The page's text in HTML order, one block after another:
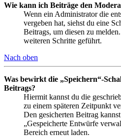
Wie kann ich Beiträge den
Wenn ein Administrator die
vergeben hat, siehst du eine
Beitrags, um diesen zu
weiteren Schritte geführt.
Nach oben
Was bewirkt die „Speichern“-
Beitrags?
Hiermit kannst du die
zu einem späteren Zeitpunkt
Den gesicherten Beitrag
„Gespeicherte Entwürfe
Bereich erneut laden.